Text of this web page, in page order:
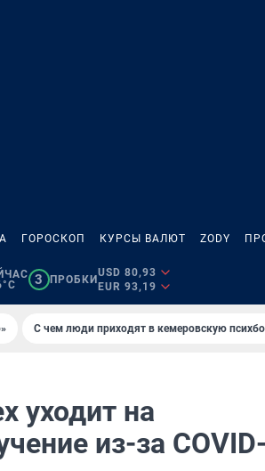
ГОРОСКОП КУРСЫ ВАЛЮТ ZODY
3 ПРОБКИ
USD 80,93
EUR 93,19
С чем люди приходят в кемеровскую
уходит на
из-за